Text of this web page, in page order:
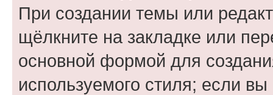
При создании темы или
щёлкните на закладке или
основной формой для
используемого стиля; если